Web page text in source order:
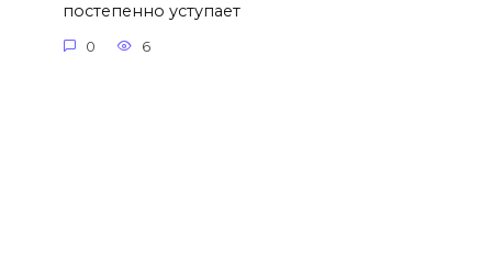
постепенно уступает
0 6